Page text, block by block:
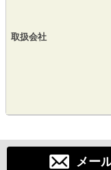
取扱会社
メー